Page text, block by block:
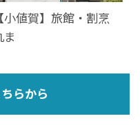
【小値賀】旅館・割烹
ま
らから